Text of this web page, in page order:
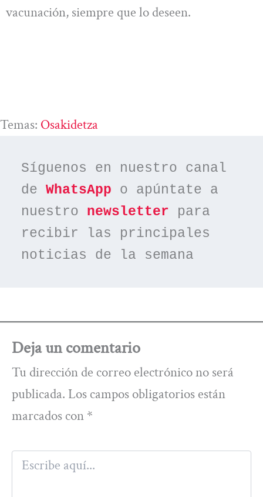
vacunación, siempre que lo deseen.
Temas: Osakidetza
Síguenos en nuestro canal
de WhatsApp o apúntate a
nuestro newsletter para
recibir las principales
noticias de la semana
Deja un comentario
Tu dirección de correo electrónico no será
publicada. Los campos obligatorios están
marcados con *
Escribe
aquí...